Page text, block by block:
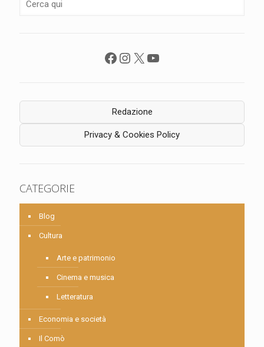
Facebook
Instagram
X YouTube
Redazione
Privacy & Cookies Policy
CATEGORIE
Blog
Cultura
Arte e patrimonio
Cinema e musica
Letteratura
Economia e società
Il Comò